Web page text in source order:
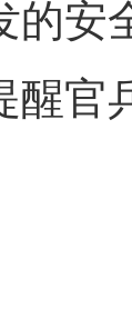
的安
醒官